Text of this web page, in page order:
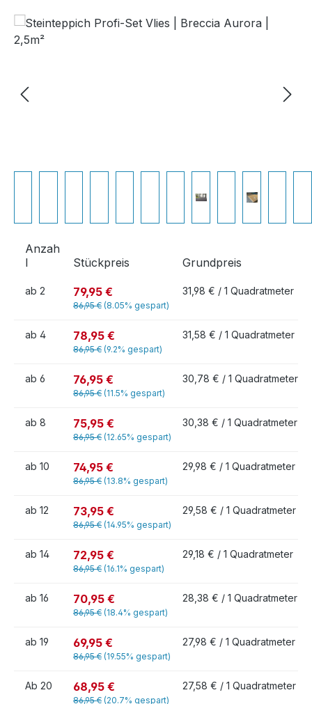
Anzah
l
Stückpreis Grundpreis
ab 2 79,95 €
86,95 € (8.05% gespart)
31,98 € / 1 Quadratmeter
ab 4 78,95 €
86,95 € (9.2% gespart)
31,58 € / 1 Quadratmeter
ab 6 76,95 €
86,95 € (11.5% gespart)
30,78 € / 1 Quadratmeter
ab 8 75,95 €
86,95 € (12.65% gespart)
30,38 € / 1 Quadratmeter
ab 10 74,95 €
86,95 € (13.8% gespart)
29,98 € / 1 Quadratmeter
ab 12 73,95 €
86,95 € (14.95% gespart)
29,58 € / 1 Quadratmeter
ab 14 72,95 €
86,95 € (16.1% gespart)
29,18 € / 1 Quadratmeter
ab 16 70,95 €
86,95 € (18.4% gespart)
28,38 € / 1 Quadratmeter
ab 19 69,95 €
86,95 € (19.55% gespart)
27,98 € / 1 Quadratmeter
Ab 20 68,95 €
86,95 € (20.7% gespart)
27,58 € / 1 Quadratmeter